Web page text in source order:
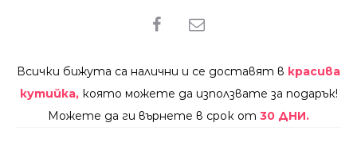
SHARE
Всички бижута са налични и се доставят в красива
кутийка, която можете да използвате за подарък!
Можете да ги върнете в срок от 30 ДНИ.